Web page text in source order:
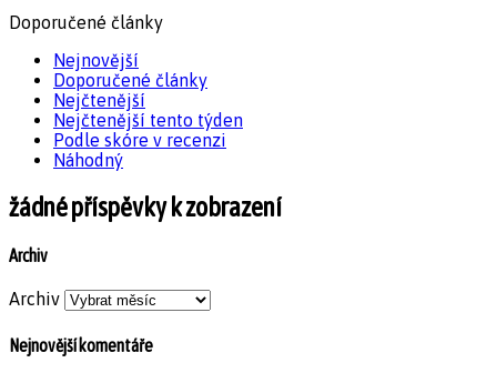
Doporučené články
Nejnovější
Doporučené články
Nejčtenější
Nejčtenější tento týden
Podle skóre v recenzi
Náhodný
žádné příspěvky k zobrazení
Archiv
Archiv
Nejnovější komentáře